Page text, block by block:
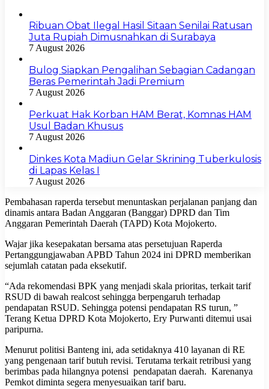
Ribuan Obat Ilegal Hasil Sitaan Senilai Ratusan
Juta Rupiah Dimusnahkan di Surabaya
7 August 2026
Bulog Siapkan Pengalihan Sebagian Cadangan
Beras Pemerintah Jadi Premium
7 August 2026
Perkuat Hak Korban HAM Berat, Komnas HAM
Usul Badan Khusus
7 August 2026
Dinkes Kota Madiun Gelar Skrining Tuberkulosis
di Lapas Kelas I
7 August 2026
Pembahasan raperda tersebut menuntaskan perjalanan panjang dan
dinamis antara Badan Anggaran (Banggar) DPRD dan Tim
Anggaran Pemerintah Daerah (TAPD) Kota Mojokerto.
Wajar jika kesepakatan bersama atas persetujuan Raperda
Pertanggungjawaban APBD Tahun 2024 ini DPRD memberikan
sejumlah catatan pada eksekutif.
“Ada rekomendasi BPK yang menjadi skala prioritas, terkait tarif
RSUD di bawah realcost sehingga berpengaruh terhadap
pendapatan RSUD. Sehingga potensi pendapatan RS turun, ”
Terang Ketua DPRD Kota Mojokerto, Ery Purwanti ditemui usai
paripurna.
Menurut politisi Banteng ini, ada setidaknya 410 layanan di RE
yang pengenaan tarif butuh revisi. Terutama terkait retribusi yang
berimbas pada hilangnya potensi pendapatan daerah. Karenanya
Pemkot diminta segera menyesuaikan tarif baru.